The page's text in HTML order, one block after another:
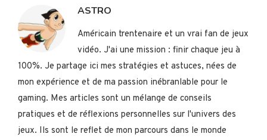
ASTRO
Américain trentenaire et un vrai fan de jeux
vidéo. J'ai une mission : finir chaque jeu à
100%. Je partage ici mes stratégies et astuces, nées de
mon expérience et de ma passion inébranlable pour le
gaming. Mes articles sont un mélange de conseils
pratiques et de réflexions personnelles sur l'univers des
jeux. Ils sont le reflet de mon parcours dans le monde